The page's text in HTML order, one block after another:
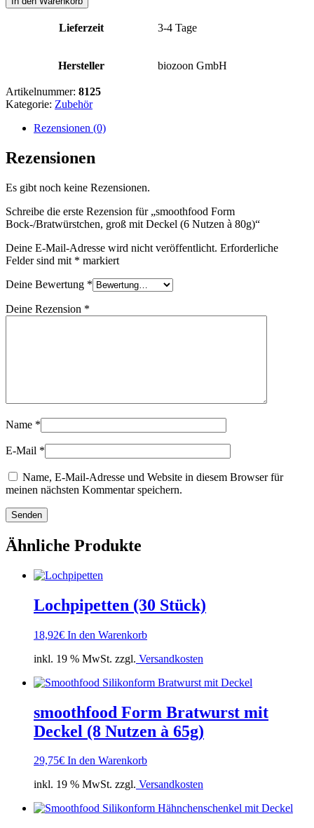
Bock-/Bratwürstchen,
à
80g)
Menge
Lieferzeit 3-4 Tage
Hersteller biozoon GmbH
Artikelnummer: 8125
Kategorie: Zubehör
Rezensionen (0)
Rezensionen
Es gibt noch keine Rezensionen.
Schreibe die erste Rezension für „smoothfood Form
Bock-/Bratwürstchen, groß mit Deckel (6 Nutzen à 80g)“
Deine E-Mail-Adresse wird nicht veröffentlicht. Erforderliche
Felder sind mit * markiert
Deine Bewertung *
Deine Rezension *
Name *
E-Mail *
Name, E-Mail-Adresse und Website in diesem Browser für
meinen nächsten Kommentar speichern.
Ähnliche Produkte
Lochpipetten (30 Stück)
18,92€ In den Warenkorb
inkl. 19 % MwSt. zzgl. Versandkosten
smoothfood Form Bratwurst mit
Deckel (8 Nutzen à 65g)
29,75€ In den Warenkorb
inkl. 19 % MwSt. zzgl. Versandkosten